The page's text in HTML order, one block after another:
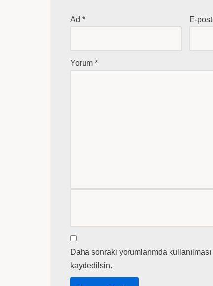
Ad * E-
Yorum *
Daha sonraki yorumlarımda
kaydedilsin.